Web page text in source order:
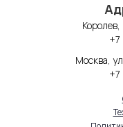
Москва,